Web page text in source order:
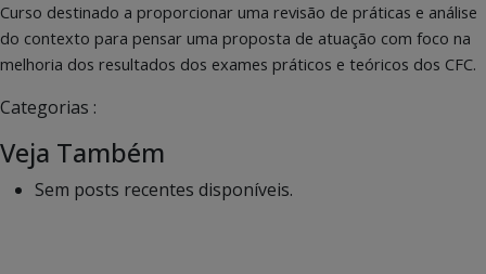
Curso destinado a proporcionar uma revisão de práticas e análise
do contexto para pensar uma proposta de atuação com foco na
melhoria dos resultados dos exames práticos e teóricos dos CFC.
Categorias :
Veja Também
Sem posts recentes disponíveis.